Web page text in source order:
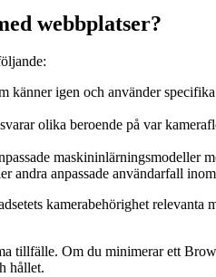
webbplatser?
känner igen och använder
olika beroende på var
maskininlärningsmodeller
andra anpassade användarfall
kamerabehörighet
tillfälle. Om du minimerar ett
hållet.